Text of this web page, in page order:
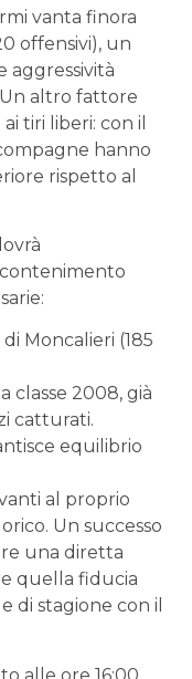
vanta finora
offensivi), un
aggressività
altro fattore
tiri liberi: con il
hanno
rispetto al
contenimento
Moncalieri (185
classe 2008, già
catturati.
equilibrio
al proprio
Un successo
una diretta
quella fiducia
di stagione con il